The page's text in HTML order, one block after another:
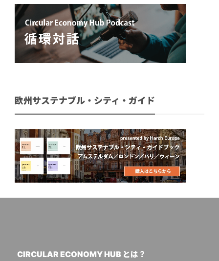
欧州サステナブル・シティ・ガイド
CIRCULAR ECONOMY HUB とは？